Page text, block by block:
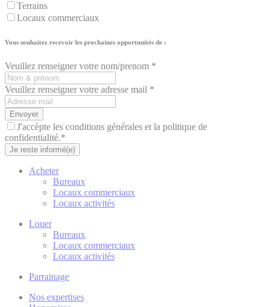
Terrains
Locaux commerciaux
Vous souhaitez recevoir les prochaines opportunités de :
Veuillez renseigner votre nom/prenom *
Veuillez renseigner votre adresse mail *
Envoyer
J'accèpte les conditions générales et la politique de
confidentialité.*
Je reste informé(e)
Acheter
Bureaux
Locaux commerciaux
Locaux activités
Louer
Bureaux
Locaux commerciaux
Locaux activités
Parrainage
Nos expertises